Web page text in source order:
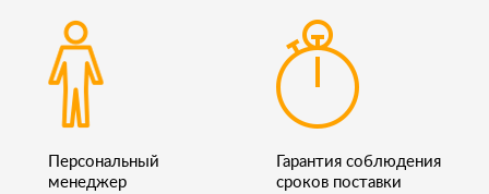
Персональный
менеджер
Гарантия соблюдения
сроков поставки